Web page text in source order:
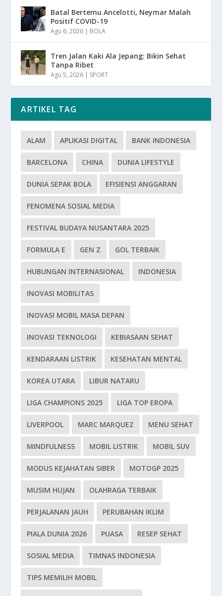
Batal Bertemu Ancelotti, Neymar Malah
Positif COVID-19
Agu 6, 2026 | BOLA
Tren Jalan Kaki Ala Jepang: Bikin Sehat
Tanpa Ribet
Agu 5, 2026 | SPORT
ARTIKEL TAG
ALAM APLIKASI DIGITAL BANK INDONESIA
BARCELONA CHINA DUNIA LIFESTYLE
DUNIA SEPAK BOLA EFISIENSI ANGGARAN
FENOMENA SOSIAL MEDIA
FESTIVAL BUDAYA NUSANTARA 2025
FORMULA E GEN Z GOL TERBAIK
HUBUNGAN INTERNASIONAL INDONESIA
INOVASI MOBILITAS
INOVASI MOBIL MASA DEPAN
INOVASI TEKNOLOGI KEBIASAAN SEHAT
KENDARAAN LISTRIK KESEHATAN MENTAL
KOREA UTARA LIBUR NATARU
LIGA CHAMPIONS 2025 LIGA TOP EROPA
LIVERPOOL MARC MARQUEZ MENU SEHAT
MINDFULNESS MOBIL LISTRIK MOBIL SUV
MODUS KEJAHATAN SIBER MOTOGP 2025
MUSIM HUJAN OLAHRAGA TERBAIK
PERJALANAN JAUH PERUBAHAN IKLIM
PIALA DUNIA 2026 PUASA RESEP SEHAT
SOSIAL MEDIA TIMNAS INDONESIA
TIPS MEMILIH MOBIL